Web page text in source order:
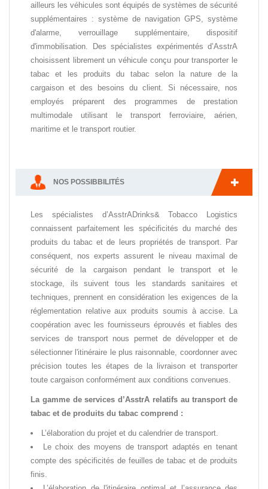
ailleurs les véhicules sont équipés de systèmes de sécurité
supplémentaires : système de navigation GPS, système
d'alarme, verrouillage supplémentaire, dispositif
d'immobilisation. Des spécialistes expérimentés d’AsstrA
choisissent librement un véhicule conçu pour transporter le
tabac et les produits du tabac selon la nature de la
cargaison et des besoins du client. Si nécessaire, nos
employés préparent des programmes de prestation
multimodale utilisant le transport ferroviaire, aérien,
maritime et le transport routier.
NOS POSSIBBILITÉS
Les spécialistes d’AsstrADrinks& Tobacco Logistics
connaissent parfaitement les spécificités du marché des
produits du tabac et de leurs propriétés de transport. Par
conséquent, nos experts assurent le niveau maximal de
sécurité de la cargaison pendant le transport et le
stockage, ils suivent tous les standards sanitaires et
techniques, prennent en considération les exigences de la
réglementation relative aux produits soumis à accise. La
coopération avec les fournisseurs éprouvés et fiables des
services de transport nous permet de développer et de
sélectionner l'itinéraire le plus raisonnable, coordonner avec
précision toutes les étapes de la livraison et transporter
toute cargaison conformément aux conditions convenues.
La gamme de services d’AsstrA relatifs au transport de
tabac et de produits du tabac comprend :
L’élaboration du projet et du calendrier de transport.
Le choix des moyens de transport adaptés en tenant
compte des spécificités de feuilles de tabac et de produits
finis.